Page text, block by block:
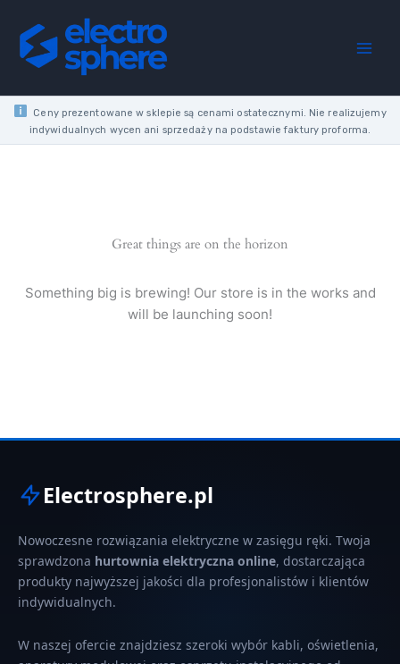
content
Ceny prezentowane w sklepie są cenami ostatecznymi. Nie realizujemy
indywidualnych wycen ani sprzedaży na podstawie faktury proforma.
Great things are on the horizon
Something big is brewing! Our store is in the works and
will be launching soon!
Electrosphere.pl
Nowoczesne rozwiązania elektryczne w zasięgu ręki. Twoja
sprawdzona hurtownia elektryczna online, dostarczająca
produkty najwyższej jakości dla profesjonalistów i klientów
indywidualnych.
W naszej ofercie znajdziesz szeroki wybór kabli, oświetlenia,